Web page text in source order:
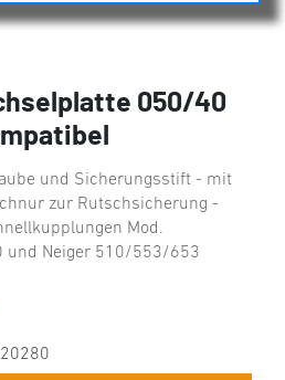
050/40
und Sicherungsstift - mit
zur Rutschsicherung -
Mod.
Neiger 510/553/653